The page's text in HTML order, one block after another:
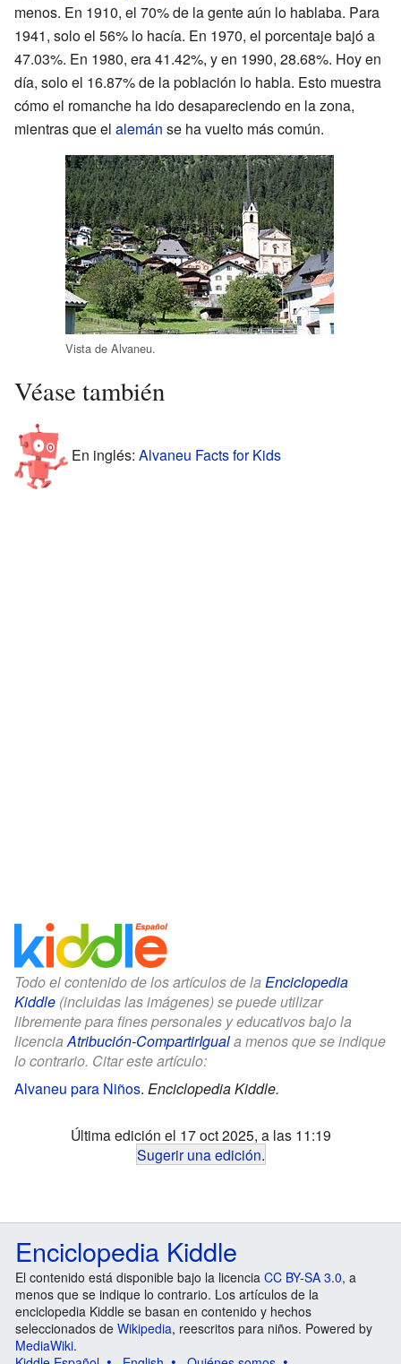
menos. En 1910, el 70% de la gente aún lo hablaba. Para
1941, solo el 56% lo hacía. En 1970, el porcentaje bajó a
47.03%. En 1980, era 41.42%, y en 1990, 28.68%. Hoy en
día, solo el 16.87% de la población lo habla. Esto muestra
cómo el romanche ha ido desapareciendo en la zona,
mientras que el alemán se ha vuelto más común.
Vista de Alvaneu.
Véase también
En inglés: Alvaneu Facts for Kids
Todo el contenido de los artículos de la Enciclopedia
Kiddle (incluidas las imágenes) se puede utilizar
libremente para fines personales y educativos bajo la
licenciaAtribución-CompartirIguala menos que se indique
lo contrario. Citar este artículo:
Alvaneu para Niños. Enciclopedia Kiddle.
Última edición el 17 oct 2025, a las 11:19
Sugerir una edición.
Enciclopedia Kiddle
El contenido está disponible bajo la licencia CC BY-SA 3.0, a
menos que se indique lo contrario. Los artículos de la
enciclopedia Kiddle se basan en contenido y hechos
seleccionados de Wikipedia, reescritos para niños. Powered by
MediaWiki.